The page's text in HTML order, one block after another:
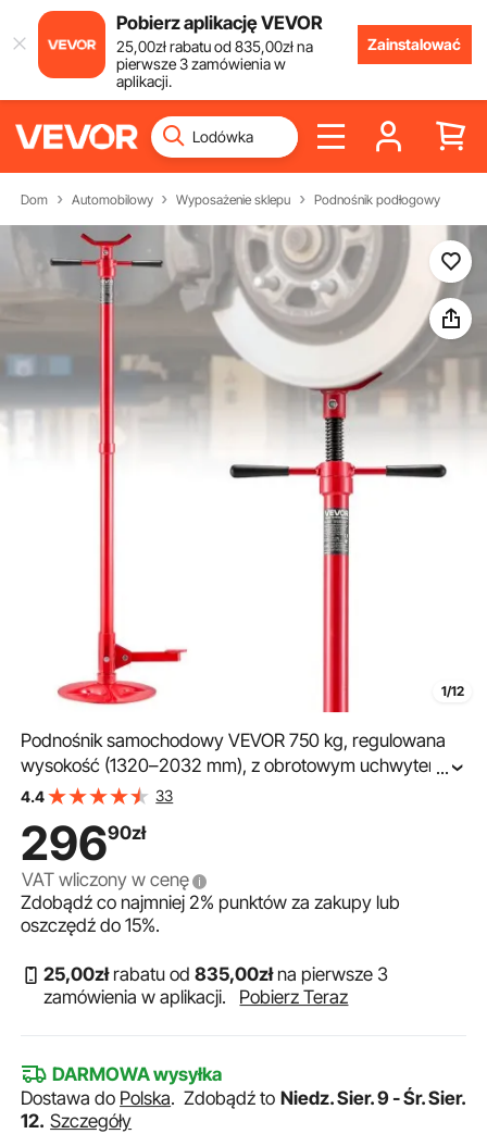
Pobierz aplikację VEVOR
25,00złrabatu od835,00złna
pierwsze 3 zamówienia w
aplikacji.
Zainstalować
Dom Automobilowy Wyposażenie sklepu Podnośnik podłogowy
1/12
Podnośnik samochodowy VEVOR 750 kg, regulowana
wysokość (1320–2032 mm), z obrotowym uchwytem i
pedałem na łożysku kulkowym, do podpierania
...
4.4 33
29690zł
VAT wliczony w cenę
Zdobądź co najmniej2% punktów za zakupy lub
oszczędź do15%.
25,00złrabatu od835,00złna pierwsze 3
zamówienia w aplikacji.
Pobierz Teraz
DARMOWA wysyłka
Dostawa do Polska.Zdobądź to Niedz. Sier. 9 - Śr. Sier.
12. Szczegóły